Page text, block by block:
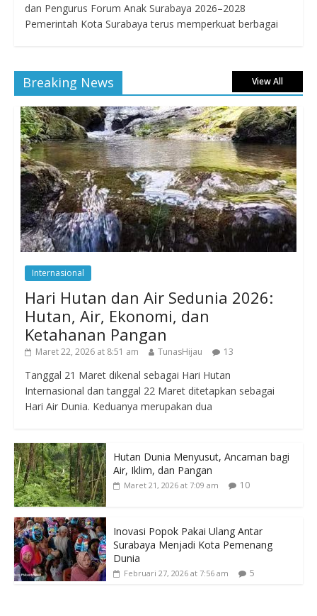
dan Pengurus Forum Anak Surabaya 2026–2028
Pemerintah Kota Surabaya terus memperkuat berbagai
Breaking News View All
Internasional
Hari Hutan dan Air Sedunia 2026:
Hutan, Air, Ekonomi, dan
Ketahanan Pangan
Maret 22, 2026 at 8:51 am TunasHijau 13
Tanggal 21 Maret dikenal sebagai Hari Hutan
Internasional dan tanggal 22 Maret ditetapkan sebagai
Hari Air Dunia. Keduanya merupakan dua
Hutan Dunia Menyusut, Ancaman bagi
Air, Iklim, dan Pangan
Maret 21, 2026 at 7:09 am 10
Inovasi Popok Pakai Ulang Antar
Surabaya Menjadi Kota Pemenang
Dunia
Februari 27, 2026 at 7:56 am 5